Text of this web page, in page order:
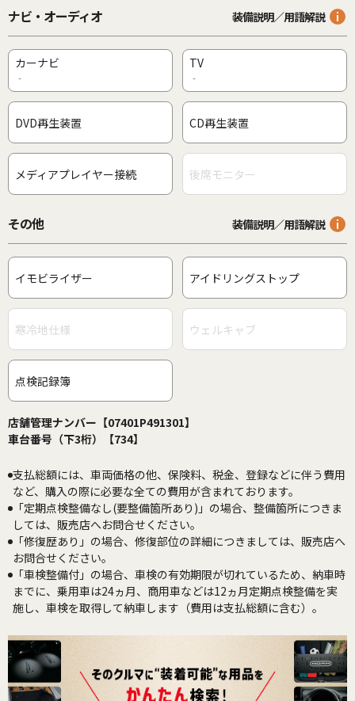
ナビ・オーディオ 装備説明／用語解説
カーナビ
‐
TV
‐
DVD再生装置 CD再生装置
メディアプレイヤー接続 後席モニター
その他 装備説明／用語解説
イモビライザー アイドリングストップ
寒冷地仕様 ウェルキャブ
点検記録簿
店舗管理ナンバー【07401P491301】
車台番号（下3桁）【734】
支払総額には、車両価格の他、保険料、税金、登録などに伴う費用
など、購入の際に必要な全ての費用が含まれております。
「定期点検整備なし(要整備箇所あり)」の場合、整備箇所につきま
しては、販売店へお問合せください。
「修復歴あり」の場合、修復部位の詳細につきましては、販売店へ
お問合せください。
「車検整備付」の場合、車検の有効期限が切れているため、納車時
までに、乗用車は24ヵ月、商用車などは12ヵ月定期点検整備を実
施し、車検を取得して納車します（費用は支払総額に含む）。